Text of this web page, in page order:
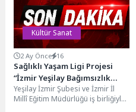
Kültür Sanat
2 Ay Önce 16
Sağlıklı Yaşam Ligi Projesi
“İzmir Yeşilay Bağımsızlık
Festivali” ile Taçlanıyor
Yeşilay İzmir Şubesi ve İzmir İl
Millî Eğitim Müdürlüğü iş birliğiyle